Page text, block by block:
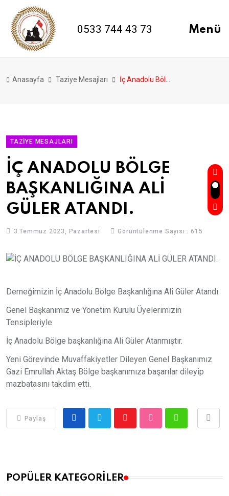
0533 744 43 73 Menü
Anasayfa Taziye Mesajları
TAZIYE MESAJLARI
İÇ ANADOLU BÖLGE
BAŞKANLIĞINA ALİ
GÜLER ATANDI.
3 Temmuz 2023, Pazartesi Görüntülenme Sayısı : 615
Derneğimizin İç Anadolu Bölge Başkanlığına Ali Güler Atandı.
Genel Başkanımız ve Yönetim Kurulu Üyelerimizin
Tensipleriyle
İç Anadolu Bölge başkanlığına Ali Güler Atanmıştır.
Yeni Görevinde Muvaffakiyetler Dileyen Genel Başkanımız
Gazi Emrullah Aktaş Bölge başkanımıza başarılar dileyip
mazbatasını takdim etti.
Paylaş
POPÜLER KATEGORILER